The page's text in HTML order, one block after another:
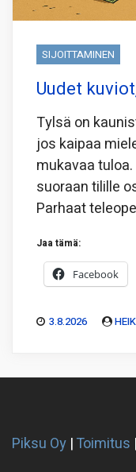
SIJOITTAMINEN
Uudet
Tylsä on
jos kaipaa
mukavaa
suoraan tilille
Parhaat
Jaa tämä:
Facebook
3.8.2026
Piksu Oy |Toimitus |